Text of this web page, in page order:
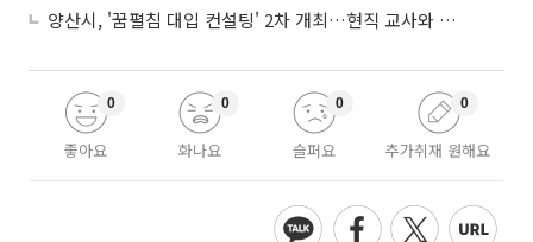
양산시, '꿈펼침 대입 컨설팅' 2차 개최…현직 교사와 1대1 맞춤 입시전략
좋아요
0
화나요
0
슬퍼요
0
추가취재 원해요
0